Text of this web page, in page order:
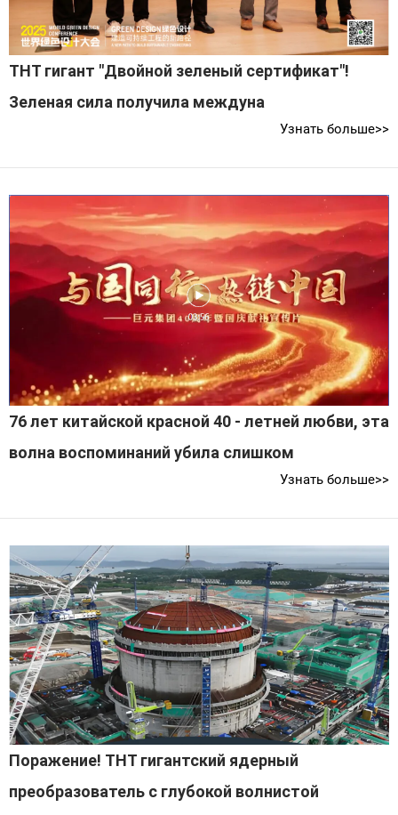
THT гигант "Двойной зеленый сертификат"!
Зеленая сила получила междуна
Узнать больше>>
76 лет китайской красной 40 - летней любви, эта
волна воспоминаний убила слишком
Узнать больше>>
Поражение! THT гигантский ядерный
преобразователь с глубокой волнистой